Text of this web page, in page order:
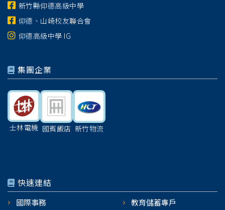
新竹縣仰德高級中學
仰德、山崎校友聯合會
仰德高級中學 IG
集團企業
士林電機 國賓飯店 新竹物流
快速連結
國際事務 教育儲蓄專戶